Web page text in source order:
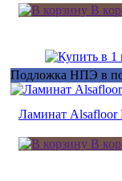
В
Подложка НПЭ в
Ламинат Alsafloor
В